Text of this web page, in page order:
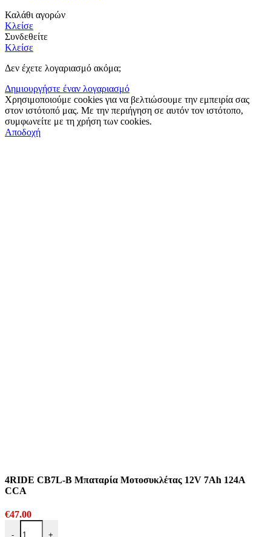
Καλάθι αγορών
Κλείσε
Συνδεθείτε
Κλείσε
Δεν έχετε λογαριασμό ακόμα;
Δημιουργήστε έναν λογαριασμό
Χρησιμοποιούμε cookies για να βελτιώσουμε την εμπειρία σας
στον ιστότοπό μας. Με την περιήγηση σε αυτόν τον ιστότοπο,
συμφωνείτε με τη χρήση των cookies.
Αποδοχή
4RIDE CB7L-B Μπαταρία Μοτοσυκλέτας 12V 7Ah 124A
CCA
€47.00
-
4RIDE CB7L-B Μπαταρία Μοτοσυκλέτας 12V 7Ah 124A CCA
+